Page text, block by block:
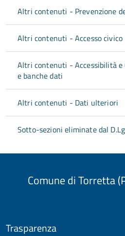
Altri contenuti - Prevenzione
Altri contenuti - Accesso civico
Altri contenuti - Accessibilità e
e banche dati
Altri contenuti - Dati ulteriori
Sotto-sezioni eliminate dal
Comune di Torretta
Trasparenza